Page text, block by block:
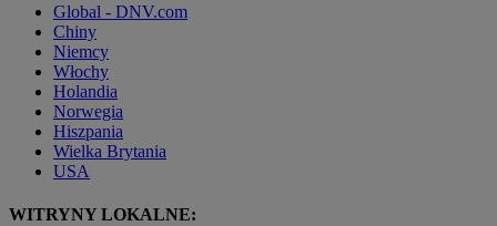
Global - DNV.com
Chiny
Niemcy
Włochy
Holandia
Norwegia
Hiszpania
Wielka Brytania
USA
WITRYNY LOKALNE: